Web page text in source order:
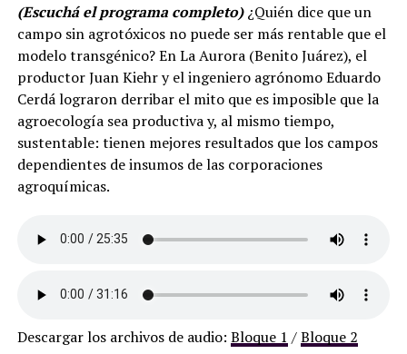
(Escuchá el programa completo)¿Quién dice que un
campo sin agrotóxicos no puede ser más rentable que el
modelo transgénico? En La Aurora (Benito Juárez), el
productor Juan Kiehr y el ingeniero agrónomo Eduardo
Cerdá lograron derribar el mito que es imposible que la
agroecología sea productiva y, al mismo tiempo,
sustentable: tienen mejores resultados que los campos
dependientes de insumos de las corporaciones
agroquímicas.
Descargar los archivos de audio: Bloque 1 /Bloque 2